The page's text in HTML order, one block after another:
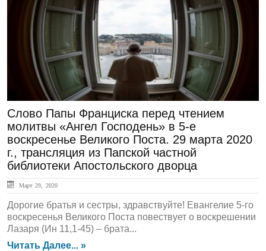
ЛЕНТА НОВОСТЕЙ
Слово Папы Франциска перед чтением
молитвы «Ангел Господень» в 5-е
воскресенье Великого Поста. 29 марта 2020
г., трансляция из Папской частной
библиотеки Апостольского дворца
Март 29, 2020
Дорогие братья и сестры, здравствуйте! Евангелие 5-го
воскресенья Великого Поста повествует о воскрешении
Лазаря (Ин 11,1-45) – брата...
Читать Далее... »